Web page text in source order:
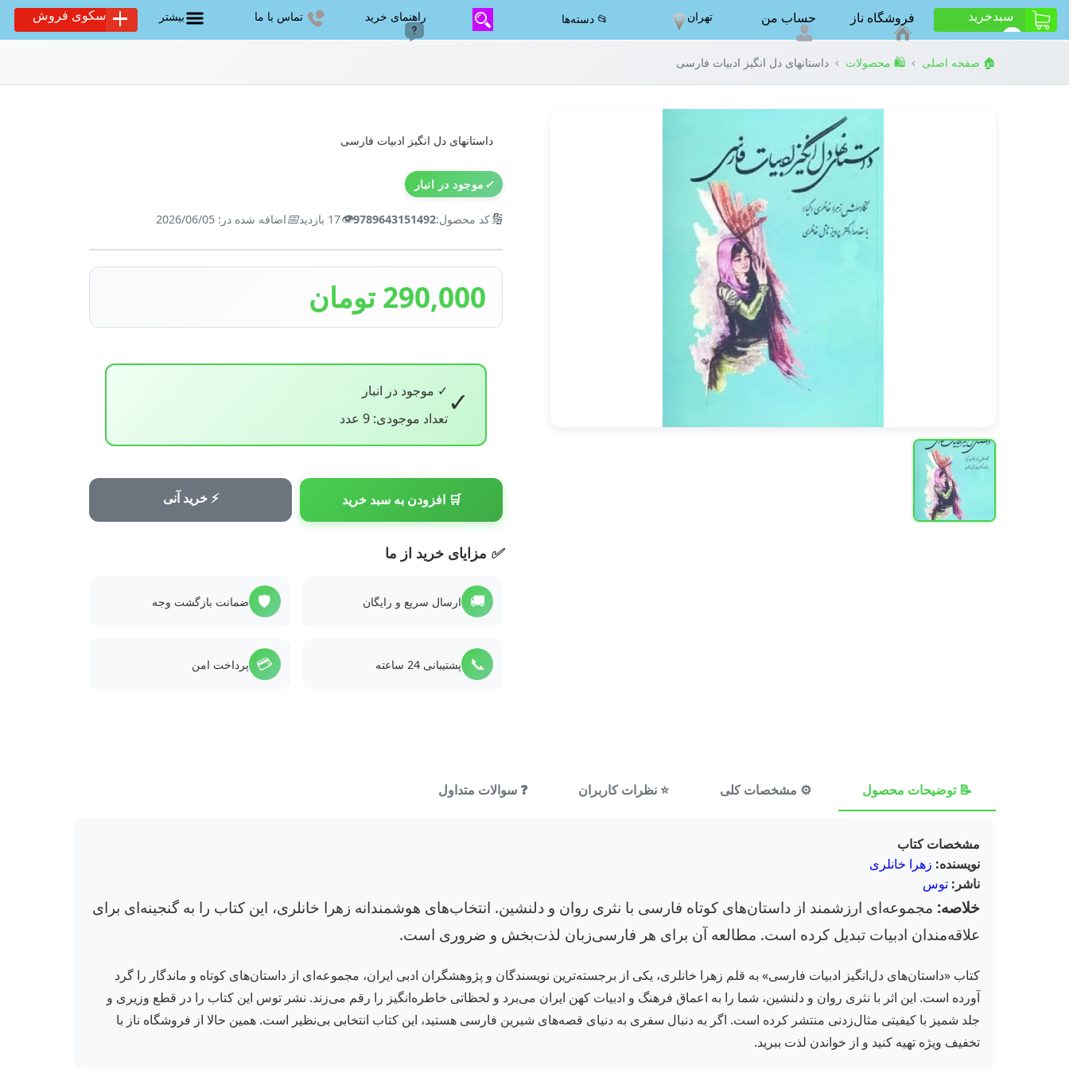
سبد‌خرید فروشگاه ناز حساب من تهران 📂 دسته‌ها راهنمای خرید تماس با ما بیشتر سکوی فروش
🏠 صفحه اصلی › 🛍️ محصولات › داستانهای دل انگیز ادبیات فارسی
داستانهای دل انگیز ادبیات فارسی
✓ موجود در انبار
🔢کد محصول:9789643151492
👁️17 بازدید 📅اضافه شده در: 2026/06/05
290,000 تومان
✓ ✓ موجود در انبار
تعداد موجودی: 9 عدد
🛒 افزودن به سبد خرید ⚡ خرید آنی
✅ مزایای خرید از ما
🚚 ارسال سریع و رایگان 🛡️ ضمانت بازگشت وجه
📞 پشتیبانی 24 ساعته 💳 پرداخت امن
📝 توضیحات محصول ⚙️ مشخصات کلی ⭐ نظرات کاربران ❓ سوالات متداول
مشخصات کتاب
نویسنده: زهرا خانلری
ناشر: توس
خلاصه: مجموعه‌ای ارزشمند از داستان‌های کوتاه فارسی با نثری روان و دلنشین. انتخاب‌های هوشمندانه زهرا خانلری، این کتاب را به گنجینه‌ای برای
علاقه‌مندان ادبیات تبدیل کرده است. مطالعه آن برای هر فارسی‌زبان لذت‌بخش و ضروری است.
کتاب «داستان‌های دل‌انگیز ادبیات فارسی» به قلم زهرا خانلری، یکی از برجسته‌ترین نویسندگان و پژوهشگران ادبی ایران، مجموعه‌ای از داستان‌های کوتاه و ماندگار را گرد
آورده است. این اثر با نثری روان و دلنشین، شما را به اعماق فرهنگ و ادبیات کهن ایران می‌برد و لحظاتی خاطره‌انگیز را رقم می‌زند. نشر توس این کتاب را در قطع وزیری و
جلد شمیز با کیفیتی مثال‌زدنی منتشر کرده است. اگر به دنبال سفری به دنیای قصه‌های شیرین فارسی هستید، این کتاب انتخابی بی‌نظیر است. همین حالا از فروشگاه ناز با
تخفیف ویژه تهیه کنید و از خواندن لذت ببرید.